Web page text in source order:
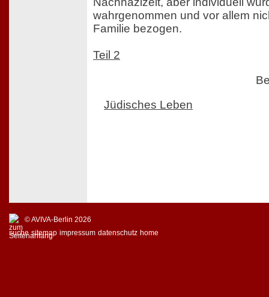
wahrgenommen und vor allem
Familie bezogen.
Teil 2
Jüdisches Leben
© AVIVA-Berlin 2026
suche sitemap impressum datenschutz home